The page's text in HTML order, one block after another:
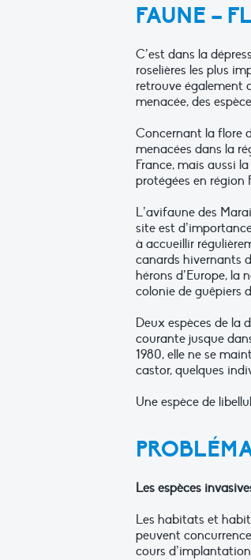
FAUNE –
C’est dans la
roselières les plus
retrouve également
menacée, des
Concernant la flore
menacées dans la
France, mais aussi
protégées en région
L’avifaune des
site est
à accueillir
canards hivernants
hérons d’Europe, la
colonie de guêpiers
Deux espèces de la
courante jusque
1980, elle ne se
castor, quelques
Une espèce de
Les espèces
Les habitats et
peuvent
cours